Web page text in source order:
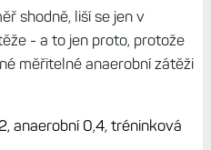
shodně, liší se jen v
- a to jen proto, protože
měřitelné anaerobní zátěži
anaerobní 0,4, tréninková